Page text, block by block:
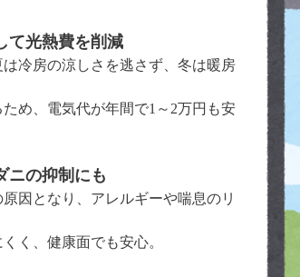
て光熱費を削減
冷房の涼しさを逃さず、冬は暖房
め、電気代が年間で1～2万円も安
ニの抑制にも
因となり、アレルギーや喘息のリ
く、健康面でも安心。